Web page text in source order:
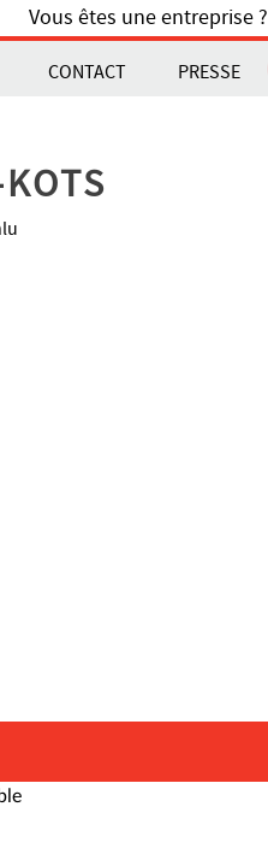
Vous êtes une entreprise ?
CONTACT PRESSE